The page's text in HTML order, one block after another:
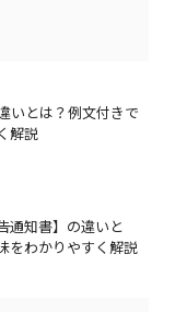
いとは？例文付きで
解説
通知書】の違いと
をわかりやすく解説